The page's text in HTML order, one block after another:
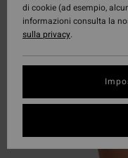
di cookie (ad esempio,
informazioni consulta la
sulla privacy.